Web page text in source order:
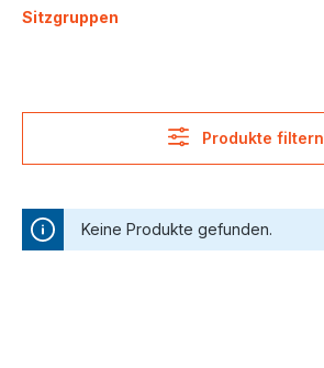
Sitzgruppen
Produkte filtern
Keine Produkte gefunden.